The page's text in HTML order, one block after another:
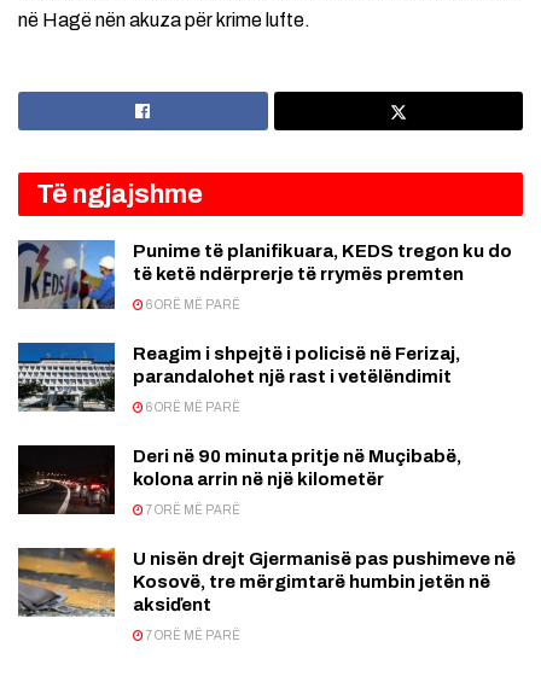
në Hagë nën akuza për krime lufte.
Të ngjajshme
Punime të planifikuara, KEDS tregon ku do
të ketë ndërprerje të rrymës premten
6 ORË MË PARË
Reagim i shpejtë i policisë në Ferizaj,
parandalohet një rast i vetëlëndimit
6 ORË MË PARË
Deri në 90 minuta pritje në Muçibabë,
kolona arrin në një kilometër
7 ORË MË PARË
U nisën drejt Gjermanisë pas pushimeve në
Kosovë, tre mërgimtarë humbin jetën në
aksiďent
7 ORË MË PARË